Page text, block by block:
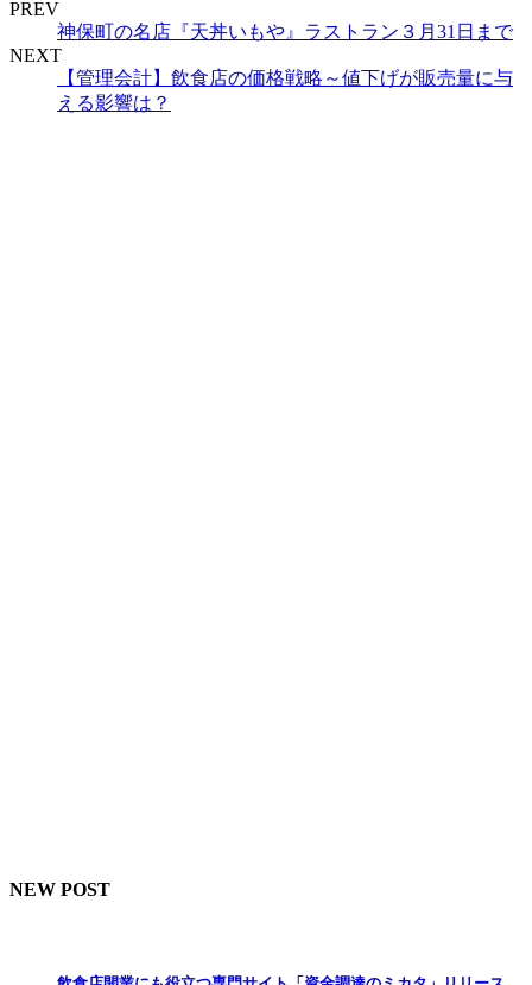
PREV
神保町の名店『天丼いもや』ラストラン３月31日まで
NEXT
【管理会計】飲食店の価格戦略～値下げが販売量に与
える影響は？
NEW POST